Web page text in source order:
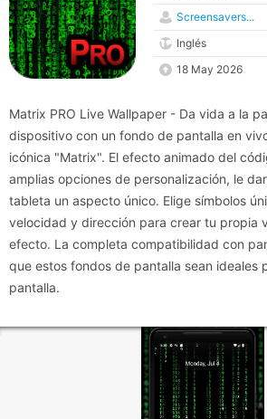
Screensavers...
Inglés
18 May 2026
Matrix PRO Live Wallpaper - Da vida a la
dispositivo con un fondo de pantalla en
icónica "Matrix". El efecto animado del
amplias opciones de personalización, le
tableta un aspecto único. Elige símbolos
velocidad y dirección para crear tu propia
efecto. La completa compatibilidad con
que estos fondos de pantalla sean ideales
pantalla.